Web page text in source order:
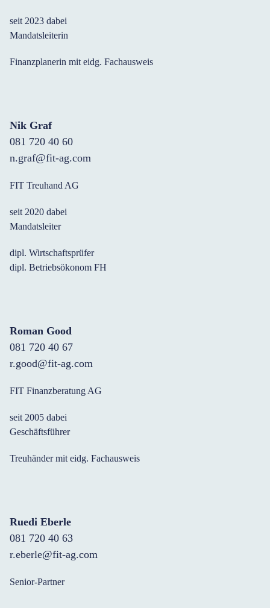
seit 2023 dabei
Mandatsleiterin
Finanzplanerin mit eidg. Fachausweis
Nik Graf
081 720 40 60
n.graf@fit-ag.com
FIT Treuhand AG
seit 2020 dabei
Mandatsleiter
dipl. Wirtschaftsprüfer
dipl. Betriebsökonom FH
Roman Good
081 720 40 67
r.good@fit-ag.com
FIT Finanzberatung AG
seit 2005 dabei
Geschäftsführer
Treuhänder mit eidg. Fachausweis
Ruedi Eberle
081 720 40 63
r.eberle@fit-ag.com
Senior-Partner